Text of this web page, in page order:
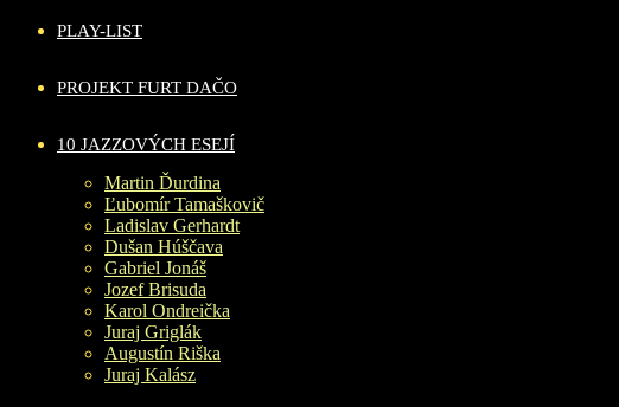
PLAY-LIST
PROJEKT FURT DAČO
10 JAZZOVÝCH ESEJÍ
Martin Ďurdina
Ľubomír Tamaškovič
Ladislav Gerhardt
Dušan Húščava
Gabriel Jonáš
Jozef Brisuda
Karol Ondreička
Juraj Griglák
Augustín Riška
Juraj Kalász